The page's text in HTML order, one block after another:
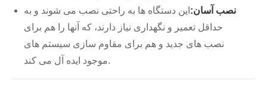
نصب آسان: این دستگاه ها به راحتی نصب می شوند و به
حداقل تعمیر و نگهداری نیاز دارند، که آنها را هم برای
نصب های جدید و هم برای مقاوم سازی سیستم های
موجود ایده آل می کند.